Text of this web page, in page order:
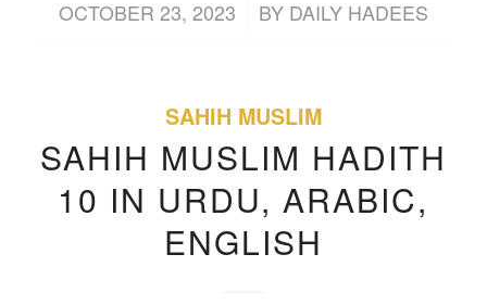
OCTOBER 23, 2023
/ BY DAILY HADEES
SAHIH MUSLIM
SAHIH MUSLIM HADITH
10 IN URDU, ARABIC,
ENGLISH